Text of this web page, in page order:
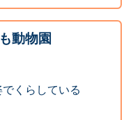
動物園
くらしている